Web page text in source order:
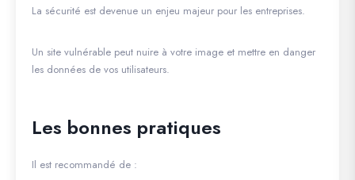
La sécurité est devenue un enjeu majeur pour les entreprises.
Un site vulnérable peut nuire à votre image et mettre en danger
les données de vos utilisateurs.
Les bonnes pratiques
Il est recommandé de :